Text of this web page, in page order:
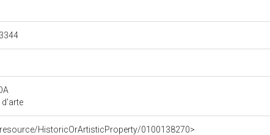
d'arte
HistoricOrArtisticProperty/0100138270>